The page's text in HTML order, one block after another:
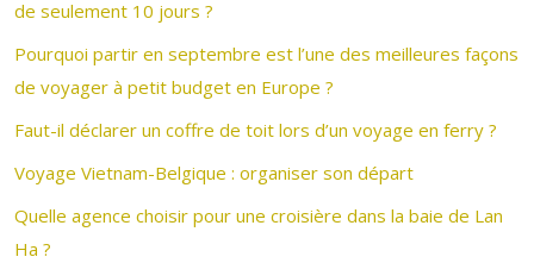
de seulement 10 jours ?
Pourquoi partir en septembre est l’une des meilleures façons
de voyager à petit budget en Europe ?
Faut-il déclarer un coffre de toit lors d’un voyage en ferry ?
Voyage Vietnam-Belgique : organiser son départ
Quelle agence choisir pour une croisière dans la baie de Lan
Ha ?